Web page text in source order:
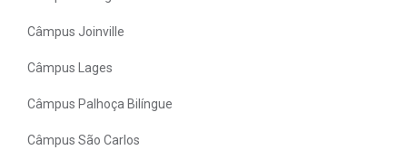
Câmpus Joinville
Câmpus Lages
Câmpus Palhoça Bilíngue
Câmpus São Carlos